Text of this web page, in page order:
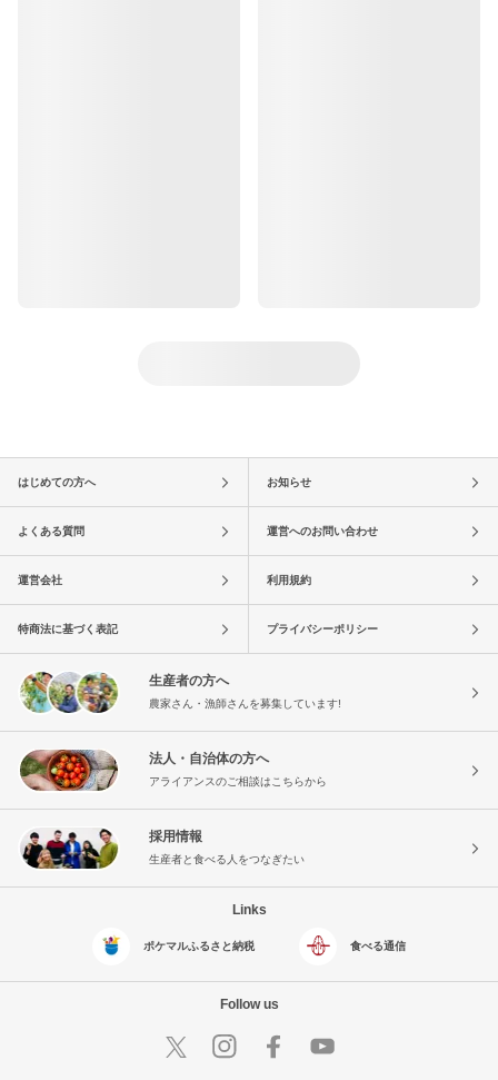
はじめての方へ お知らせ
よくある質問 運営へのお問い合わせ
運営会社 利用規約
特商法に基づく表記 プライバシーポリシー
生産者の方へ
農家さん・漁師さんを募集しています!
法人・自治体の方へ
アライアンスのご相談はこちらから
採用情報
生産者と食べる人をつなぎたい
Links
ポケマルふるさと納税 食べる通信
Follow us